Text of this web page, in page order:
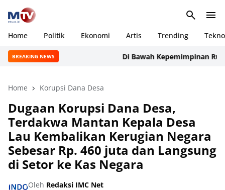
Home Politik Ekonomi Artis Trending Tekno
BREAKING NEWS Di Bawah Kepemimpinan Rudi
Home Korupsi Dana Desa
Dugaan Korupsi Dana Desa,
Terdakwa Mantan Kepala Desa
Lau Kembalikan Kerugian Negara
Sebesar Rp. 460 juta dan Langsung
di Setor ke Kas Negara
Oleh Redaksi IMC Net